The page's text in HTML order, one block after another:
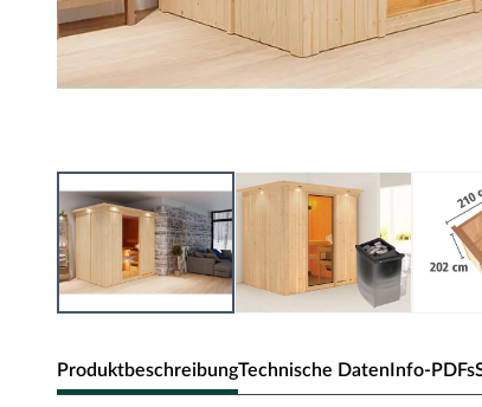
ProduktbeschreibungTechnische DatenInfo-PDFs